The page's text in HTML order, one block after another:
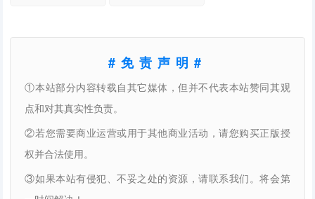
#免责声明#
①本站部分内容转载自其它媒体，但并不代表本站赞同其观
点和对其真实性负责。
②若您需要商业运营或用于其他商业活动，请您购买正版授
权并合法使用。
③如果本站有侵犯、不妥之处的资源，请联系我们。将会第